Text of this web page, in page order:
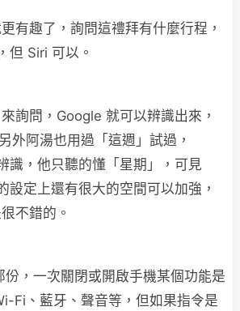
有趣了，詢問這禮拜有什麼行程，
但 Siri 可以。
詢問，Google 就可以辨識出來，
外阿湯也用過「這週」試過，
識，他只聽的懂「星期」，可見
設定上還有很大的空間可以加強，
不錯的。
份，一次關閉或開啟手機某個功能是
Fi、藍牙、聲音等，但如果指令是